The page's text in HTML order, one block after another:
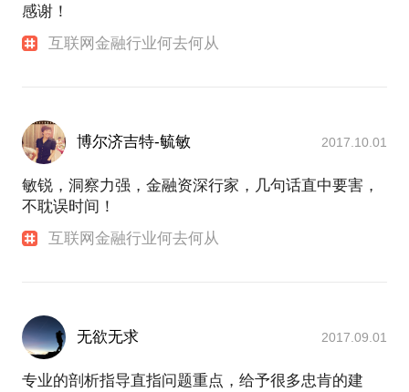
感谢！
互联网金融行业何去何从
博尔济吉特-毓敏 2017.10.01
敏锐，洞察力强，金融资深行家，几句话直中要害，
不耽误时间！
互联网金融行业何去何从
无欲无求 2017.09.01
专业的剖析指导直指问题重点，给予很多忠肯的建